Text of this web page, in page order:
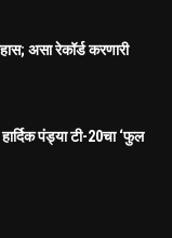
असा रेकॉर्ड करणारी
पंड्या टी-20चा ‘फुल